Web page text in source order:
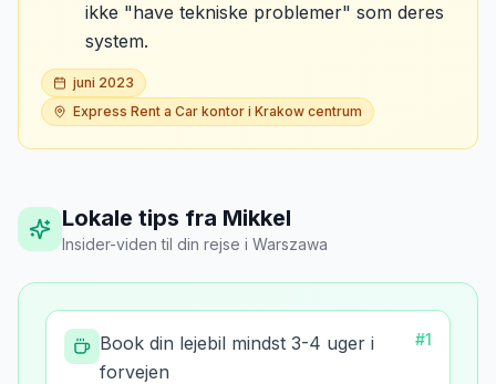
ikke "have tekniske problemer" som deres
system.
juni 2023
Express Rent a Car kontor i Krakow centrum
Lokale tips fra Mikkel
Insider-viden til din rejse i Warszawa
Book din lejebil mindst 3-4 uger i
forvejen
#1